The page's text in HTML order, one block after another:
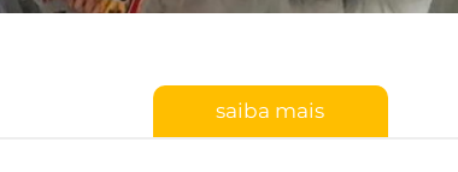
saiba mais